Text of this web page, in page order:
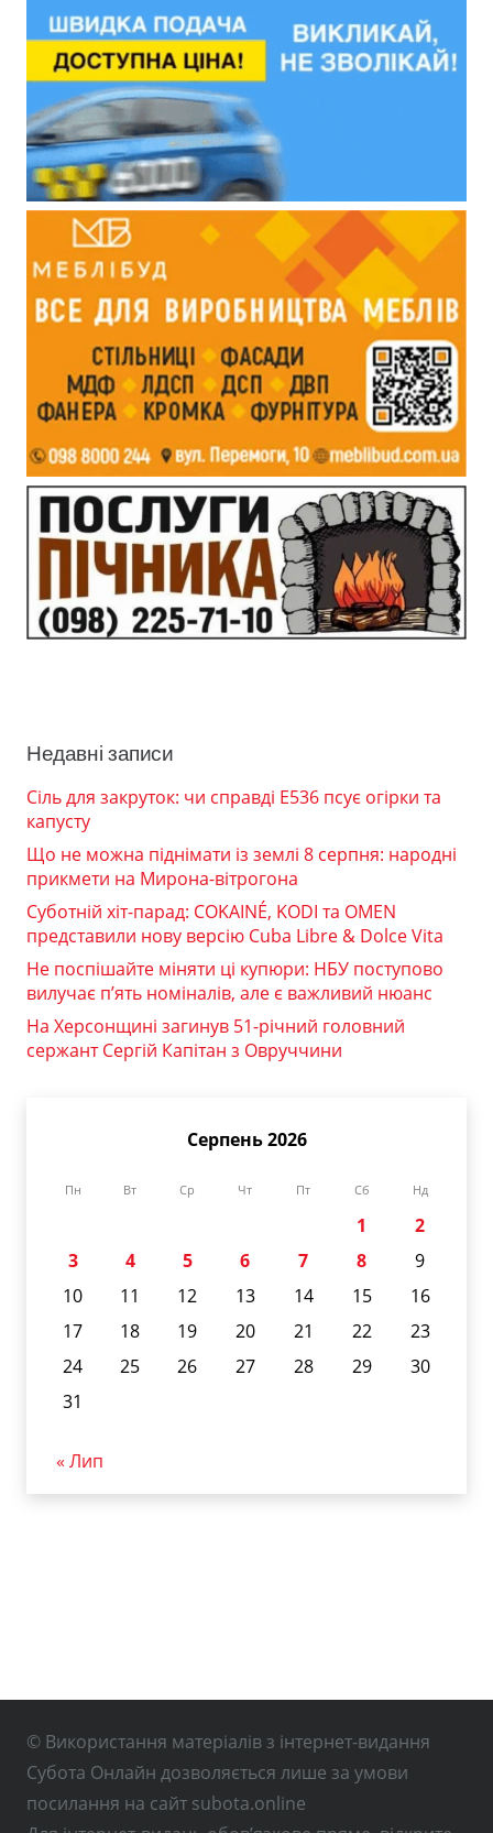
Недавні записи
Сіль для закруток: чи справді Е536 псує огірки та
капусту
Що не можна піднімати із землі 8 серпня: народні
прикмети на Мирона-вітрогона
Суботній хіт-парад: COKAINÉ, KODI та OMEN
представили нову версію Cuba Libre & Dolce Vita
Не поспішайте міняти ці купюри: НБУ поступово
вилучає п’ять номіналів, але є важливий нюанс
На Херсонщині загинув 51-річний головний
сержант Сергій Капітан з Овруччини
Серпень 2026
Пн Вт Ср Чт Пт Сб Нд
1
2
3
4 5 6 7 8
9
10
11 12 13 14 15
16
17
18 19 20 21 22
23
24
25 26 27 28 29
30
31
« Лип
© Використання матеріалів з інтернет-видання
Субота Онлайн дозволяється лише за умови
посилання на сайт subota.online